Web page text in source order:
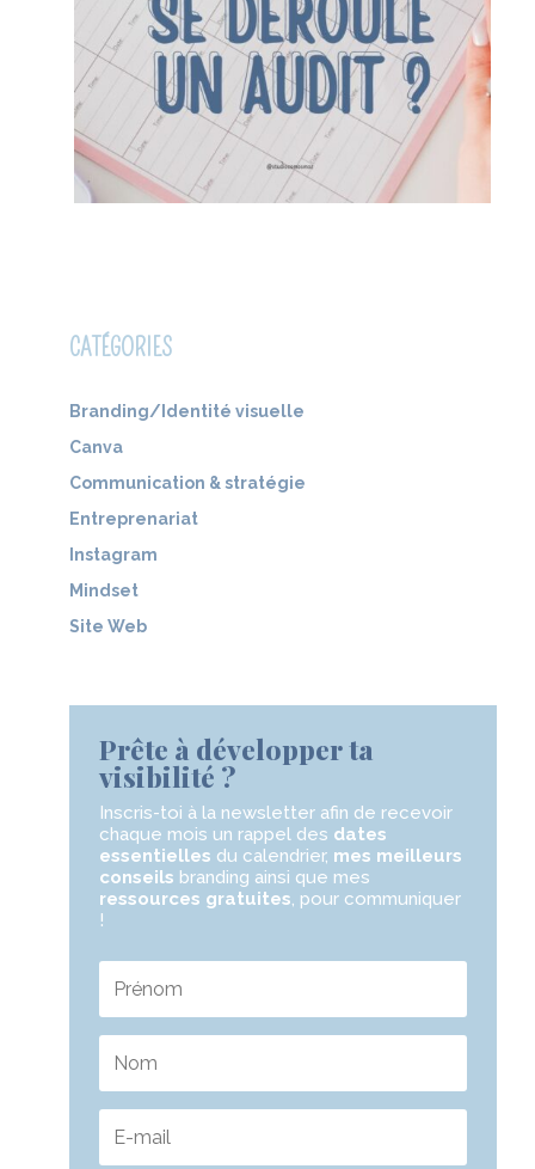
CATÉGORIES
Branding/Identité visuelle
Canva
Communication & stratégie
Entreprenariat
Instagram
Mindset
Site Web
Prête à développer ta
visibilité ?
Inscris-toi à la newsletterafin de recevoir
chaque mois un rappel des dates
essentielles du calendrier, mes meilleurs
conseils branding ainsi que mes
ressources gratuites, pour communiquer
!